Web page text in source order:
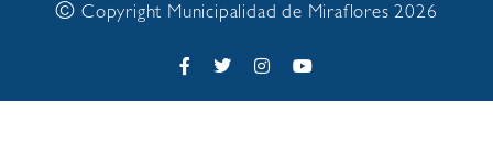
© Copyright Municipalidad de Miraflores 2026